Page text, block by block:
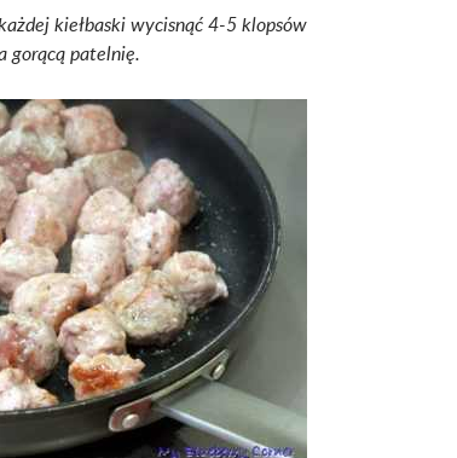
kiełbaski wycisnąć 4-5 klopsów
gorącą patelnię.